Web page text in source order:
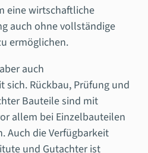
eine wirtschaftliche
auch ohne vollständige
ermöglichen.
auch
sich. Rückbau, Prüfung und
Bauteile sind mit
allem bei Einzelbauteilen
Auch die Verfügbarkeit
und Gutachter ist